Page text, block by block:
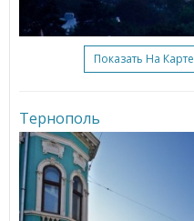
Показать На Карте
Тернополь